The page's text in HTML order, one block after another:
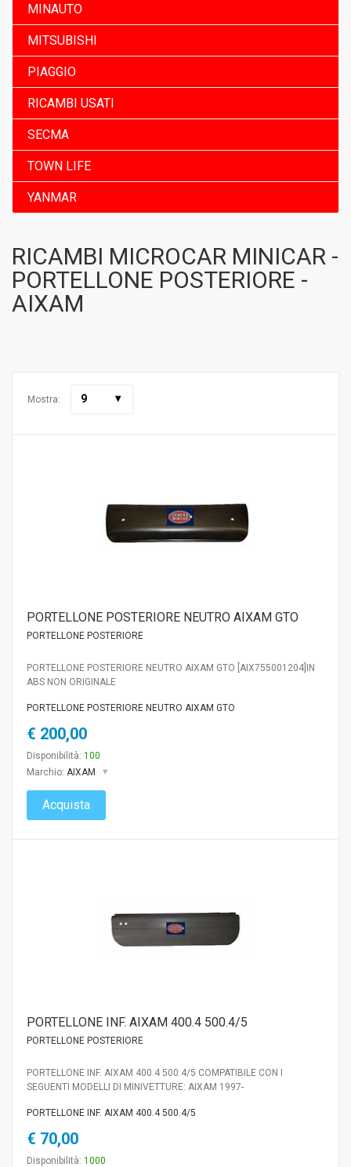
MINAUTO
MITSUBISHI
PIAGGIO
RICAMBI USATI
SECMA
TOWN LIFE
YANMAR
RICAMBI MICROCAR MINICAR -
PORTELLONE POSTERIORE -
AIXAM
Mostra: 9
PORTELLONE POSTERIORE NEUTRO AIXAM GTO
PORTELLONE POSTERIORE
PORTELLONE POSTERIORE NEUTRO AIXAM GTO [AIX755001204]IN
ABS NON ORIGINALE
PORTELLONE POSTERIORE NEUTRO AIXAM GTO
€ 200,00
Disponibilità: 100
Marchio: AIXAM
Acquista
PORTELLONE INF. AIXAM 400.4 500.4/5
PORTELLONE POSTERIORE
PORTELLONE INF. AIXAM 400.4 500.4/5 COMPATIBILE CON I
SEGUENTI MODELLI DI MINIVETTURE: AIXAM 1997-
PORTELLONE INF. AIXAM 400.4 500.4/5
€ 70,00
Disponibilità: 1000